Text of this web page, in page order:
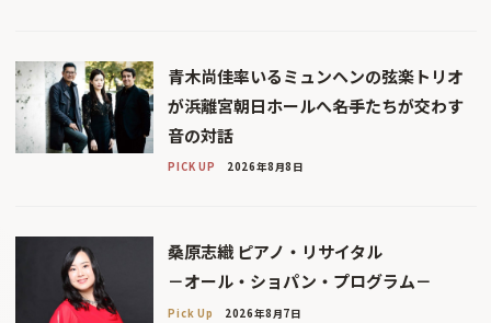
青木尚佳率いるミュンヘンの弦楽トリオ
が浜離宮朝日ホールへ――名手たちが交わす
音の対話
PICK UP 2026年8月8日
桑原志織 ピアノ・リサイタル
－オール・ショパン・プログラム－
Pick Up 2026年8月7日